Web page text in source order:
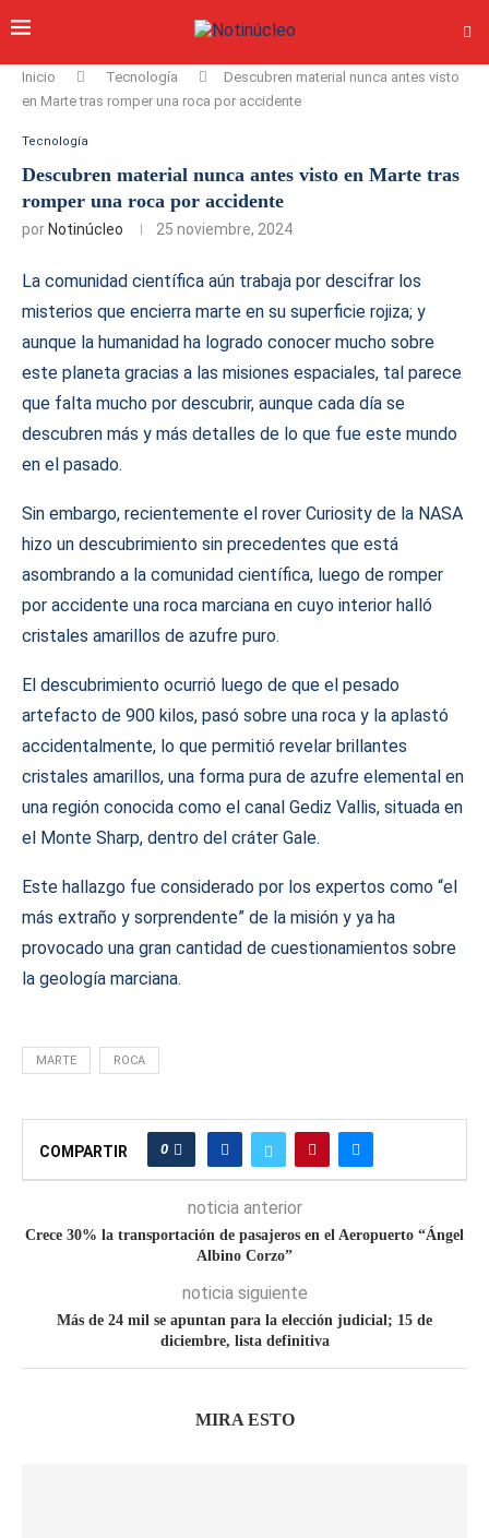
Inicio Tecnología
Descubren material nunca antes visto
en Marte tras romper una roca por accidente
Tecnología
Descubren material nunca antes visto en Marte tras
romper una roca por accidente
por Notinúcleo 25 noviembre, 2024
La comunidad científica aún trabaja por descifrar los
misterios que encierra marte en su superficie rojiza; y
aunque la humanidad ha logrado conocer mucho sobre
este planeta gracias a las misiones espaciales, tal parece
que falta mucho por descubrir, aunque cada día se
descubren más y más detalles de lo que fue este mundo
en el pasado.
Sin embargo, recientemente el rover Curiosity de la NASA
hizo un descubrimiento sin precedentes que está
asombrando a la comunidad científica, luego de romper
por accidente una roca marciana en cuyo interior halló
cristales amarillos de azufre puro.
El descubrimiento ocurrió luego de que el pesado
artefacto de 900 kilos, pasó sobre una roca y la aplastó
accidentalmente, lo que permitió revelar brillantes
cristales amarillos, una forma pura de azufre elemental en
una región conocida como el canal Gediz Vallis, situada en
el Monte Sharp, dentro del cráter Gale.
Este hallazgo fue considerado por los expertos como “el
más extraño y sorprendente” de la misión y ya ha
provocado una gran cantidad de cuestionamientos sobre
la geología marciana.
MARTE ROCA
COMPARTIR 0
noticia anterior
Crece 30% la transportación de pasajeros en el Aeropuerto “Ángel
Albino Corzo”
noticia siguiente
Más de 24 mil se apuntan para la elección judicial; 15 de
diciembre, lista definitiva
MIRA ESTO